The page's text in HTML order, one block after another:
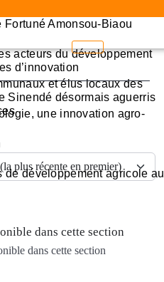
Fortuné Amonsou-Biaou
acteurs du développement
d’innovation
et élus locaux des
Sinendé désormais aguerris
une innovation agro-
développement agricole au
dans cette section